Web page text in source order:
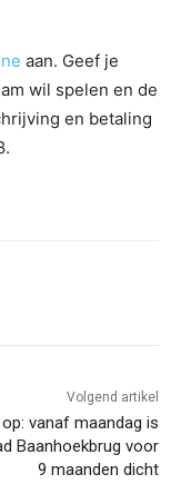
aan. Geef je
wil spelen en de
en betaling
Volgend artikel
op: vanaf maandag is
Baanhoekbrug voor
9 maanden dicht